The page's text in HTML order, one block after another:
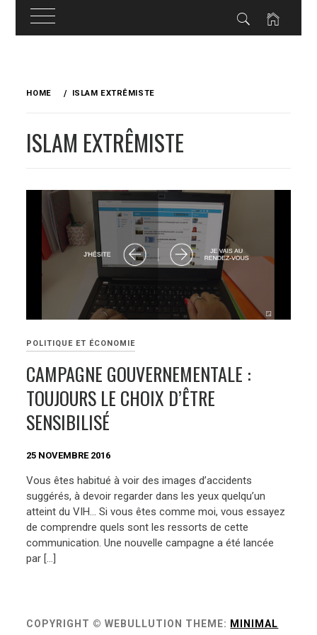
HOME ISLAM EXTRÊMISTE
ISLAM EXTRÊMISTE
POLITIQUE ET ÉCONOMIE
CAMPAGNE GOUVERNEMENTALE :
TOUJOURS LE CHOIX D’ÊTRE
SENSIBILISÉ
25 NOVEMBRE 2016
Vous êtes habitué à voir des images d’accidents
suggérés, à devoir regarder dans les yeux quelqu’un
atteint du VIH… Si vous êtes comme moi, vous essayez
de comprendre quels sont les ressorts de cette
communication. Une nouvelle campagne a été lancée
par […]
COPYRIGHT © WEBULLUTION THEME: MINIMAL